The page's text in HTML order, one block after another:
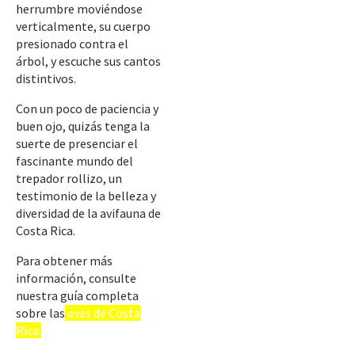
herrumbre moviéndose
verticalmente, su cuerpo
presionado contra el
árbol, y escuche sus cantos
distintivos.
Con un poco de paciencia y
buen ojo, quizás tenga la
suerte de presenciar el
fascinante mundo del
trepador rollizo, un
testimonio de la belleza y
diversidad de la avifauna de
Costa Rica.
Para obtener más
información, consulte
nuestra guía completa
sobre las aves de Costa
Rica.